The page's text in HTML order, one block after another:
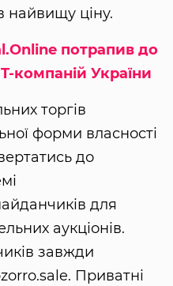
найвищу ціну.
потрапив до
компаній України
торгів
форми власності
до
для
аукціонів.
завжди
Приватні